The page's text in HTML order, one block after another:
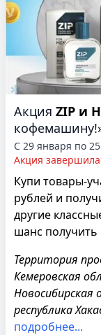
Акция ZIP и
С 29 января по
Акция
Купи товары-
рублей и
другие
шанс получить
Территория
Кемеровская
Новосибирская
республика
подробнее...